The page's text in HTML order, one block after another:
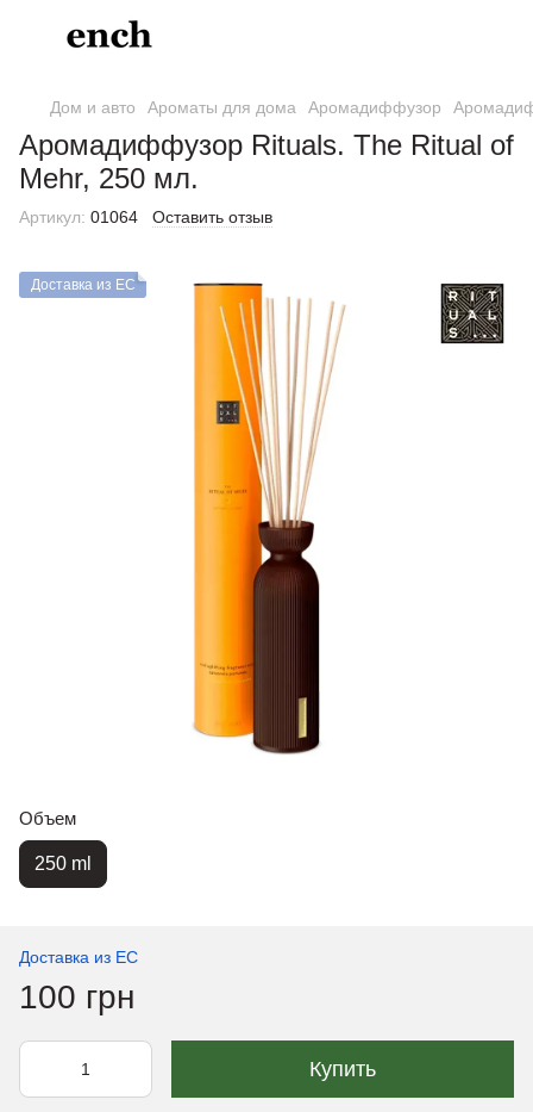
Дом и авто Ароматы для дома Аромадиффузор
Аромадиффузор Rituals. The Ritual of
Mehr, 250 мл.
Артикул: 01064 Оставить отзыв
Доставка из ЕС
Объем
250 ml
Доставка из ЕС
100 грн
Купить